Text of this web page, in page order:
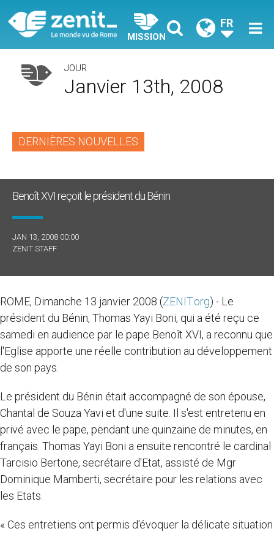
MISSION
FR
JOUR
Janvier 13th, 2008
DERNIÈRES NOUVELLES
Benoît XVI reçoit le président du Bénin
JAN 13, 2008 00:00
ZENIT STAFF
ROME, Dimanche 13 janvier 2008 (ZENIT.org) - Le
président du Bénin, Thomas Yayi Boni, qui a été reçu ce
samedi en audience par le pape Benoît XVI, a reconnu que
l'Eglise apporte une réelle contribution au développement
de son pays.
Le président du Bénin était accompagné de son épouse,
Chantal de Souza Yavi et d'une suite. Il s'est entretenu en
privé avec le pape, pendant une quinzaine de minutes, en
français. Thomas Yayi Boni a ensuite rencontré le cardinal
Tarcisio Bertone, secrétaire d'Etat, assisté de Mgr
Dominique Mamberti, secrétaire pour les relations avec
les Etats.
« Ces entretiens ont permis d'évoquer la délicate situation